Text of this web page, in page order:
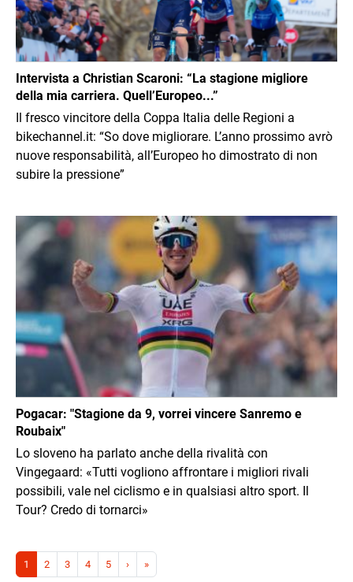
Intervista a Christian Scaroni: “La stagione migliore
della mia carriera. Quell’Europeo...”
Il fresco vincitore della Coppa Italia delle Regioni a
bikechannel.it: “So dove migliorare. L’anno prossimo avrò
nuove responsabilità, all’Europeo ho dimostrato di non
subire la pressione”
Immagine
Pogacar: "Stagione da 9, vorrei vincere Sanremo e
Roubaix"
Lo sloveno ha parlato anche della rivalità con
Vingegaard: «Tutti vogliono affrontare i migliori rivali
possibili, vale nel ciclismo e in qualsiasi altro sport. Il
Tour? Credo di tornarci»
Paginazione
1 2 3 4 5 ›Pagina successiva
»Ultima pagina